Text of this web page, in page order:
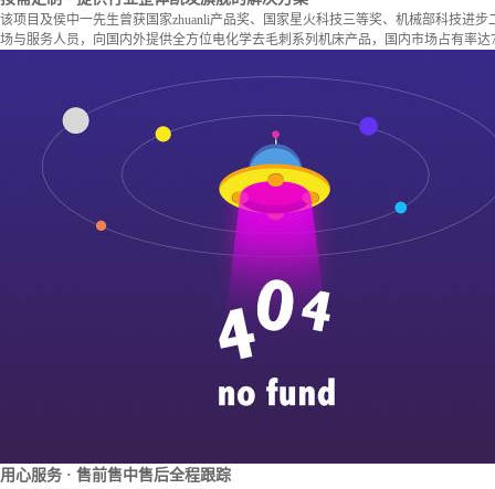
该项目及侯中一先生曾获国家zhuanli产品奖、国家星火科技三等奖、机械部科技进
场与服务人员，向国内外提供全方位电化学去毛刺系列机床产品，国内市场占有率达
用心服务 · 售前售中售后全程跟踪